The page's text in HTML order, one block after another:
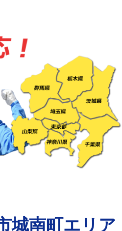
HI）使
HI）使
+8,800円
管・銅
で)
44,000円
管・銅
え)
+8,800円
し作業）
まで） 27,500円
城南町エリア